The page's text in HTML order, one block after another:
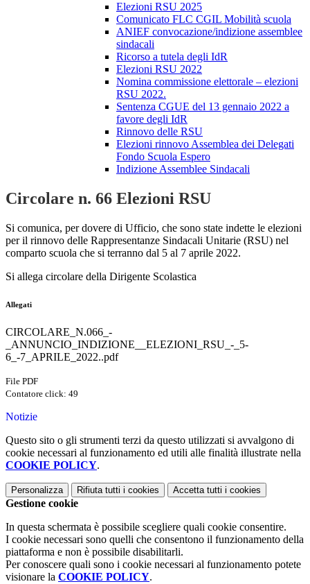
Elezioni RSU 2025
Comunicato FLC CGIL Mobilità scuola
ANIEF convocazione/indizione assemblee
sindacali
Ricorso a tutela degli IdR
Elezioni RSU 2022
Nomina commissione elettorale – elezioni
RSU 2022.
Sentenza CGUE del 13 gennaio 2022 a
favore degli IdR
Rinnovo delle RSU
Elezioni rinnovo Assemblea dei Delegati
Fondo Scuola Espero
Indizione Assemblee Sindacali
Circolare n. 66 Elezioni RSU
Si comunica, per dovere di Ufficio, che sono state indette le elezioni
per il rinnovo delle Rappresentanze Sindacali Unitarie (RSU) nel
comparto scuola che si terranno dal 5 al 7 aprile 2022.
Si allega circolare della Dirigente Scolastica
Allegati
CIRCOLARE_N.066_-
_ANNUNCIO_INDIZIONE__ELEZIONI_RSU_-_5-
6_-7_APRILE_2022..pdf
File PDF
Contatore click: 49
Notizie
Questo sito o gli strumenti terzi da questo utilizzati si avvalgono di
cookie necessari al funzionamento ed utili alle finalità illustrate nella
COOKIE POLICY.
Personalizza Rifiuta tutti i cookies Accetta tutti i cookies
Gestione cookie
In questa schermata è possibile scegliere quali cookie consentire.
I cookie necessari sono quelli che consentono il funzionamento della
piattaforma e non è possibile disabilitarli.
Per conoscere quali sono i cookie necessari al funzionamento potete
visionare la COOKIE POLICY.